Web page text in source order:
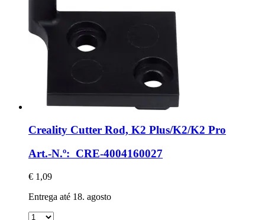
Creality Cutter Rod, K2 Plus/K2/K2 Pro
Art.-N.º: CRE-4004160027
€ 1,09
Entrega até 18. agosto